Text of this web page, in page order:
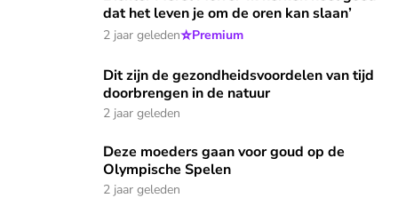
dat het leven je om de oren kan slaan’
2 jaar geleden⭐Premium
Dit zijn de gezondheidsvoordelen van tijd doorbrengen in
Dit zijn de gezondheidsvoordelen van tijd
doorbrengen in de natuur
2 jaar geleden
Deze moeders gaan voor goud op de Olympische Spelen
Deze moeders gaan voor goud op de
Olympische Spelen
2 jaar geleden